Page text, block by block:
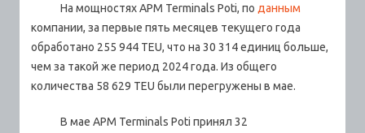
На мощностях APM Terminals Poti, по данным
компании, за первые пять месяцев текущего года
обработано 255 944 TEU, что на 30 314 единиц больше,
чем за такой же период 2024 года. Из общего
количества 58 629 TEU были перегружены в мае.
В мае APM Terminals Poti принял 32